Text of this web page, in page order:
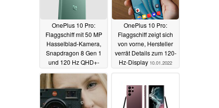
OnePlus 10 Pro:
Flaggschiff mit 50 MP
Hasselblad-Kamera,
Snapdragon 8 Gen 1
und 120 Hz QHD+-
11.01.2022
OnePlus 10 Pro:
Flaggschiff zeigt sich
von vorne, Hersteller
verrät Details zum 120-
Hz-Display 10.01.2022